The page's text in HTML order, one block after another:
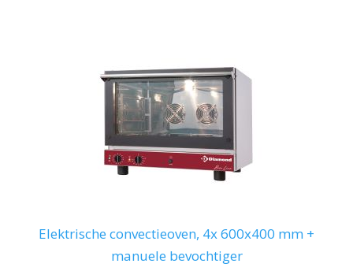
Elektrische convectieoven, 4x 600x400 mm +
manuele bevochtiger